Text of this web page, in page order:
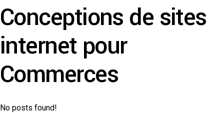
Conceptions de sites
internet pour
Commerces
No posts found!